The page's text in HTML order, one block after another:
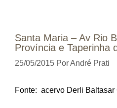
Santa Maria – Av Rio
Província e Taperinha
25/05/2015 PorAndré Prati
Fonte: acervo Derli Baltasar